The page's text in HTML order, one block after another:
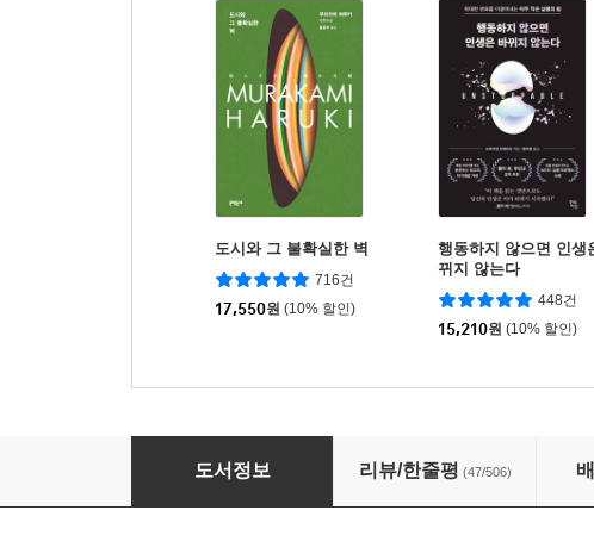
도시와 그 불확실한 벽
716건
17,550원 (10% 할인)
행동하지 않으면 인생
뀌지 않는다
448건
15,210원 (10% 할인)
당신은 뇌를 고칠 수 있다
도서정보 리뷰/한줄평 (47/506)